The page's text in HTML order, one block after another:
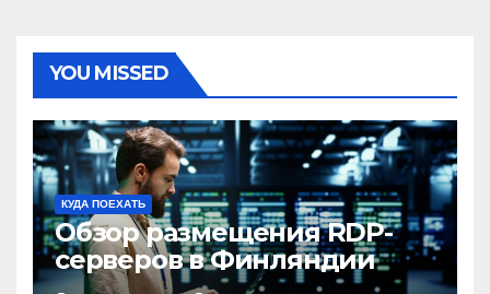
YOU MISSED
КУДА ПОЕХАТЬ
Обзор размещения RDP-
серверов в Финляндии